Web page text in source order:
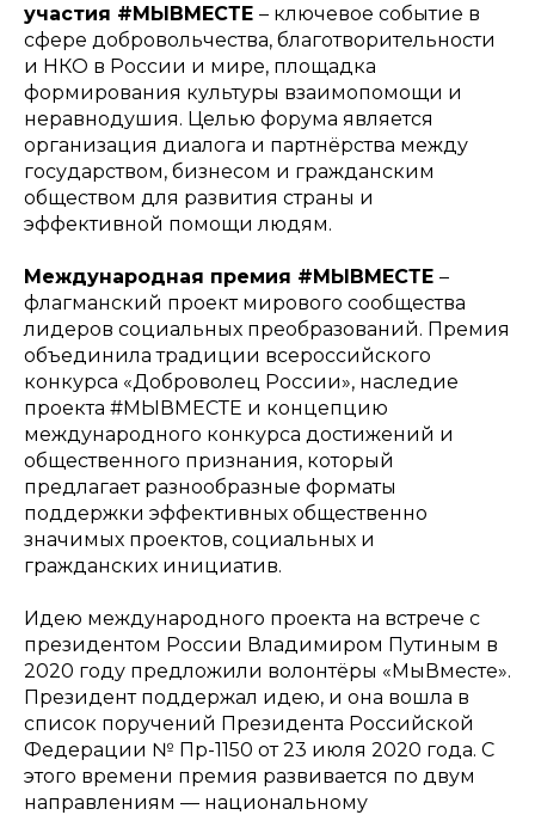
участия #МЫВМЕСТЕ – ключевое событие в
сфере добровольчества, благотворительности
и НКО в России и мире, площадка
формирования культуры взаимопомощи и
неравнодушия. Целью форума является
организация диалога и партнёрства между
государством, бизнесом и гражданским
обществом для развития страны и
эффективной помощи людям.
Международная премия #МЫВМЕСТЕ –
флагманский проект мирового сообщества
лидеров социальных преобразований. Премия
объединила традиции всероссийского
конкурса «Доброволец России», наследие
проекта #МЫВМЕСТЕ и концепцию
международного конкурса достижений и
общественного признания, который
предлагает разнообразные форматы
поддержки эффективных общественно
значимых проектов, социальных и
гражданских инициатив.
Идею международного проекта на встрече с
президентом России Владимиром Путиным в
2020 году предложили волонтёры «МыВместе».
Президент поддержал идею, и она вошла в
список поручений Президента Российской
Федерации № Пр-1150 от 23 июля 2020 года. С
этого времени премия развивается по двум
направлениям — национальному